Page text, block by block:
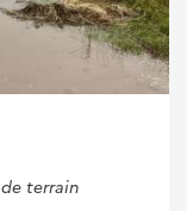
terrain